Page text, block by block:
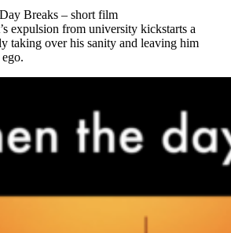
Breaks – short film
expulsion from university kickstarts a
taking over his sanity and leaving him